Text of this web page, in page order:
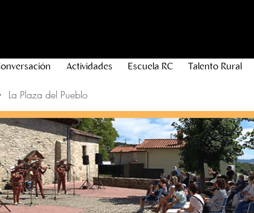
Actividades Escuela RC Talento Rural
La Plaza del Pueblo